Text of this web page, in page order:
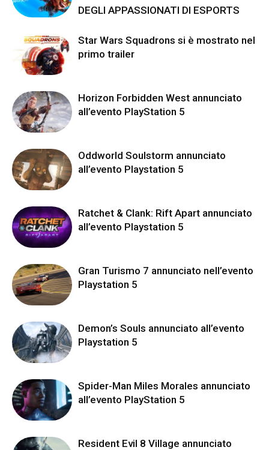
DEGLI APPASSIONATI DI ESPORTS
Star Wars Squadrons si è mostrato nel
primo trailer
Horizon Forbidden West annunciato
all’evento PlayStation 5
Oddworld Soulstorm annunciato
all’evento Playstation 5
Ratchet & Clank: Rift Apart annunciato
all’evento Playstation 5
Gran Turismo 7 annunciato nell’evento
Playstation 5
Demon’s Souls annunciato all’evento
Playstation 5
Spider-Man Miles Morales annunciato
all’evento PlayStation 5
Resident Evil 8 Village annunciato